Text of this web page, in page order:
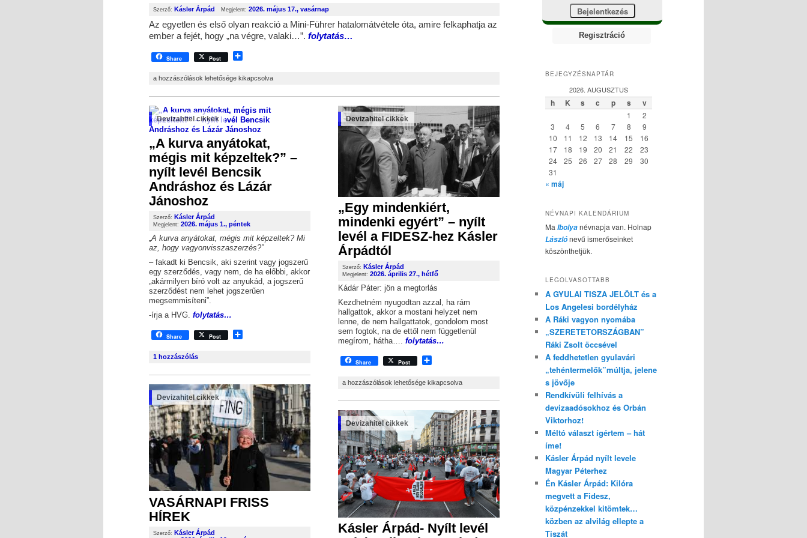
Szerző: Kásler Árpád Megjelent: 2026. május 17., vasárnap
Az egyetlen és első olyan reakció a Mini-Führer hatalomátvétele óta, amire felkaphatja az
ember a fejét, hogy „na végre, valaki…”. folytatás…
Share Post
GRATULÁLOK HAVASI BERTALANNAK bejegyzéshez
a hozzászólások lehetősége kikapcsolva
Devizahitel cikkek
„A kurva anyátokat,
mégis mit képzeltek?” –
nyílt levél Bencsik
Andráshoz és Lázár
Jánoshoz
Szerző: Kásler Árpád
Megjelent: 2026. május 1., péntek
„A kurva anyátokat, mégis mit képzeltek? Mi
az, hogy vagyonvisszaszerzés?”
– fakadt ki Bencsik, aki szerint vagy jogszerű
egy szerződés, vagy nem, de ha előbbi, akkor
„akármilyen bíró volt az anyukád, a jogszerű
szerződést nem lehet jogszerűen
megsemmisíteni”.
-írja a HVG. folytatás…
Share Post
1 hozzászólás
Devizahitel cikkek
VASÁRNAPI FRISS
HÍREK
Szerző: Kásler Árpád
Devizahitel cikkek
„Egy mindenkiért,
mindenki egyért” – nyílt
levél a FIDESZ-hez Kásler
Árpádtól
Szerző: Kásler Árpád
Megjelent:2026. április 27., hétfő
Kádár Páter: jön a megtorlás
Kezdhetném nyugodtan azzal, ha rám
hallgattok, akkor a mostani helyzet nem
lenne, de nem hallgattatok, gondolom most
sem fogtok, na de ettől nem függetlenül
megírom, hátha….folytatás…
Share Post
„Egy mindenkiért, mindenki egyért” – nyílt levél a FIDESZ-hez Kásler Árpádtól bejegyzéshez
a hozzászólások lehetősége kikapcsolva
Devizahitel cikkek
Kásler Árpád- Nyílt levél
Regisztráció
BEJEGYZÉSNAPTÁR
2026. AUGUSZTUS
h K s c p s v
1
2
3
4 5 6 7 8
9
10
11 12 13 14 15
16
17
18 19 20 21 22
23
24
25 26 27 28 29
30
31
« máj
NÉVNAPI KALENDÁRIUM
Ma Ibolyanévnapja van. Holnap
Lászlónevű ismerőseinket
köszönthetjük.
LEGOLVASOTTABB
A GYULAI TISZA JELÖLT és a
Los Angelesi bordélyház
A Ráki vagyon nyomába
„SZERETETORSZÁGBAN”
Ráki Zsolt öccsével
A feddhetetlen gyulavári
„tehéntermelők”múltja, jelene
s jövője
Rendkívüli felhívás a
devizaadósokhoz és Orbán
Viktorhoz!
Méltó választ ígértem – hát
íme!
Kásler Árpád nyílt levele
Magyar Péterhez
Én Kásler Árpád: Kilóra
megvett a Fidesz,
közpénzekkel kitömtek…
közben az alvilág ellepte a
Tiszát